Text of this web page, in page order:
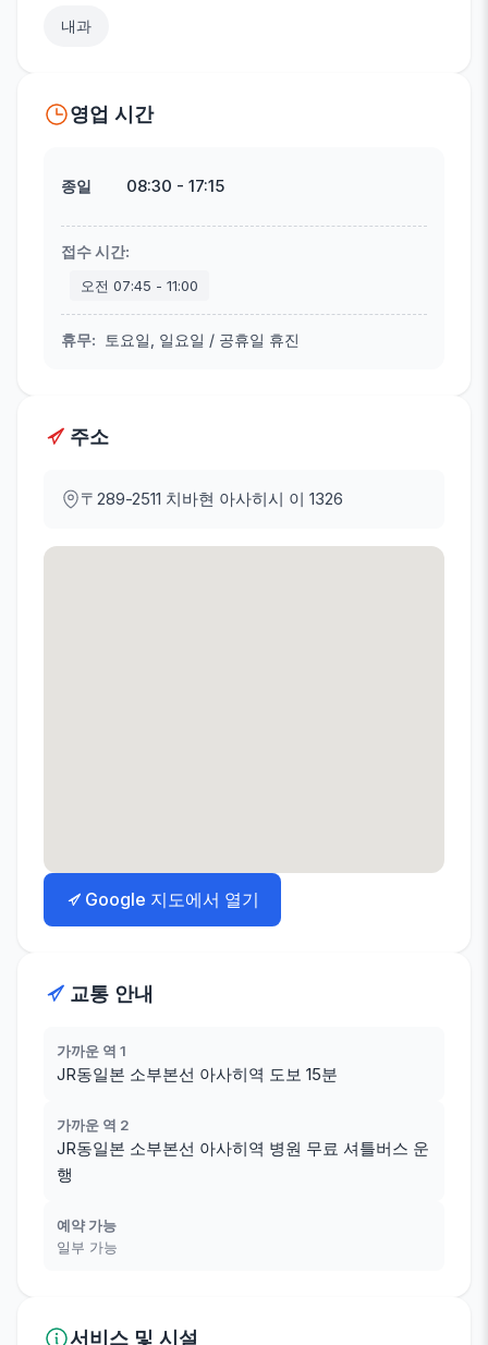
내과
영업 시간
종일 08:30 - 17:15
접수 시간:
오전 07:45 - 11:00
휴무: 토요일, 일요일 / 공휴일 휴진
주소
〒289-2511 치바현 아사히시 이 1326
Google 지도에서 열기
교통 안내
가까운 역 1
JR동일본 소부본선 아사히역 도보 15분
가까운 역 2
JR동일본 소부본선 아사히역 병원 무료 셔틀버스 운
행
예약 가능
일부 가능
서비스 및 시설